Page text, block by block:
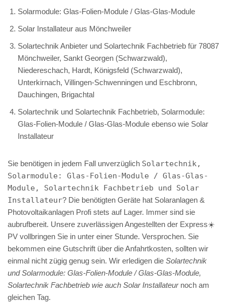
Solarmodule: Glas-Folien-Module / Glas-Glas-Module
Solar Installateur aus Mönchweiler
Solartechnik Anbieter und Solartechnik Fachbetrieb für 78087
Mönchweiler, Sankt Georgen (Schwarzwald),
Niedereschach, Hardt, Königsfeld (Schwarzwald),
Unterkirnach, Villingen-Schwenningen und Eschbronn,
Dauchingen, Brigachtal
Solartechnik und Solartechnik Fachbetrieb, Solarmodule:
Glas-Folien-Module / Glas-Glas-Module ebenso wie Solar
Installateur
Sie benötigen in jedem Fall unverzüglich Solartechnik,
Solarmodule: Glas-Folien-Module / Glas-Glas-
Module, Solartechnik Fachbetrieb und Solar
Installateur? Die benötigten Geräte hat Solaranlagen &
Photovoltaikanlagen Profi stets auf Lager. Immer sind sie
aubrufbereit. Unsere zuverlässigen Angestellten der Express☀️
PV️ vollbringen Sie in unter einer Stunde. Versprochen. Sie
bekommen eine Gutschrift über die Anfahrtkosten, sollten wir
einmal nicht zügig genug sein. Wir erledigen die Solartechnik
und Solarmodule: Glas-Folien-Module / Glas-Glas-Module,
Solartechnik Fachbetrieb wie auch Solar Installateurnoch am
gleichen Tag.